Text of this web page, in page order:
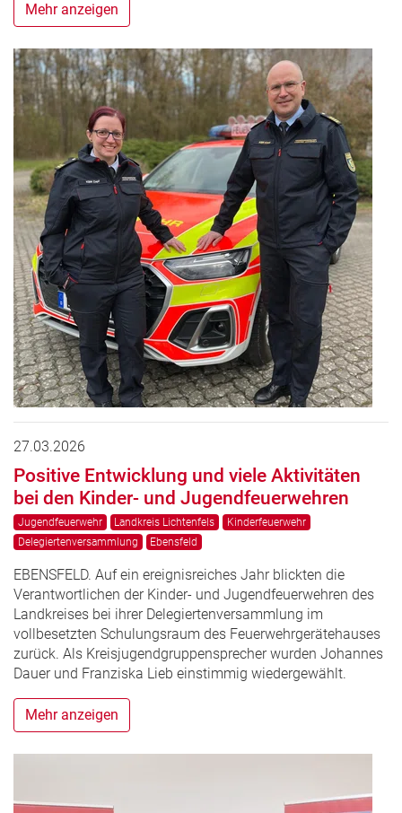
Mehr anzeigen
27.03.2026
Positive Entwicklung und viele Aktivitäten
bei den Kinder- und Jugendfeuerwehren
Jugendfeuerwehr Landkreis Lichtenfels
Kinderfeuerwehr
Delegiertenversammlung
Ebensfeld
EBENSFELD. Auf ein ereignisreiches Jahr blickten die
Verantwortlichen der Kinder- und Jugendfeuerwehren des
Landkreises bei ihrer Delegiertenversammlung im
vollbesetzten Schulungsraum des Feuerwehrgerätehauses
zurück. Als Kreisjugendgruppensprecher wurden Johannes
Dauer und Franziska Lieb einstimmig wiedergewählt.
Mehr anzeigen